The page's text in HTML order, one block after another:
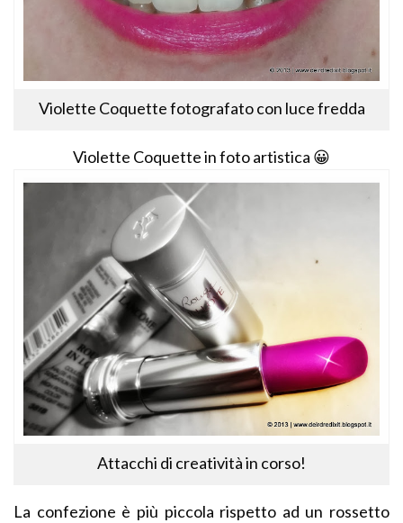
Violette Coquette fotografato con luce fredda
Violette Coquette in foto artistica 😀
Attacchi di creatività in corso!
La confezione è più piccola rispetto ad un rossetto